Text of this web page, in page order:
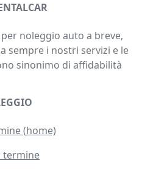
noleggio auto a breve,
sempre i nostri servizi e le
sinonimo di affidabilità
(home)
termine